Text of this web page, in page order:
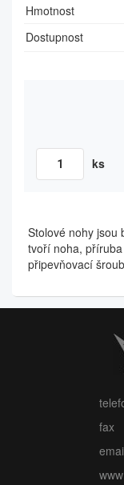
Hmotnost
Dostupnost
ks
Stolové nohy jsou
tvoří noha,
připevňovací
fax
www